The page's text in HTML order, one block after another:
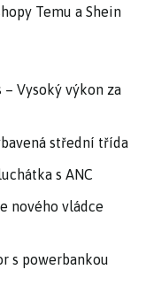
Temu a Shein
– Vysoký výkon za
střední třída
s ANC
nového vládce
s powerbankou